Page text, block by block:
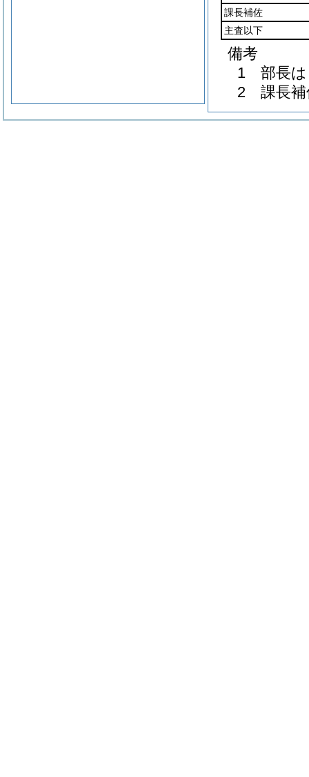
課長補佐
主査以下
備考
1 部長は
2 課長補